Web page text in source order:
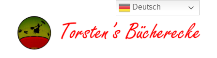
springen
Deutsch